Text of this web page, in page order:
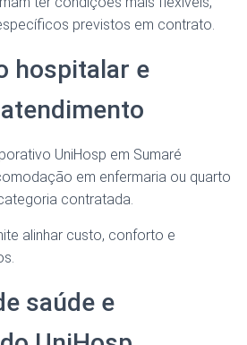
previstos em contrato.
hospitalar e
UniHosp em Sumaré
em enfermaria ou quarto
contratada.
alinhar custo, conforto e
saúde e